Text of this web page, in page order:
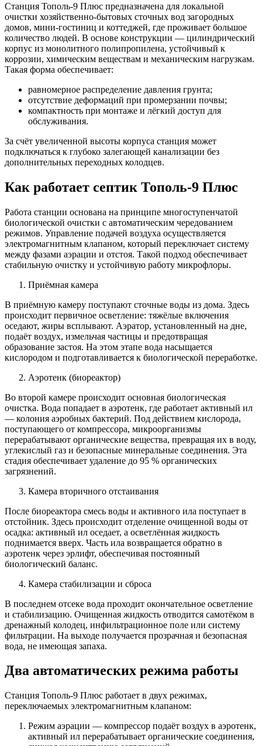
Станция Тополь-9 Плюс предназначена для локальной
очистки хозяйственно-бытовых сточных вод загородных
домов, мини-гостиниц и коттеджей, где проживает большое
количество людей. В основе конструкции — цилиндрический
корпус из монолитного полипропилена, устойчивый к
коррозии, химическим веществам и механическим нагрузкам.
Такая форма обеспечивает:
равномерное распределение давления грунта;
отсутствие деформаций при промерзании почвы;
компактность при монтаже и лёгкий доступ для
обслуживания.
За счёт увеличенной высоты корпуса станция может
подключаться к глубоко залегающей канализации без
дополнительных переходных колодцев.
Как работает септик Тополь-9 Плюс
Работа станции основана на принципе многоступенчатой
биологической очистки с автоматическим чередованием
режимов. Управление подачей воздуха осуществляется
электромагнитным клапаном, который переключает систему
между фазами аэрации и отстоя. Такой подход обеспечивает
стабильную очистку и устойчивую работу микрофлоры.
Приёмная камера
В приёмную камеру поступают сточные воды из дома. Здесь
происходит первичное осветление: тяжёлые включения
оседают, жиры всплывают. Аэратор, установленный на дне,
подаёт воздух, измельчая частицы и предотвращая
образование застоя. На этом этапе вода насыщается
кислородом и подготавливается к биологической переработке.
Аэротенк (биореактор)
Во второй камере происходит основная биологическая
очистка. Вода попадает в аэротенк, где работает активный ил
— колония аэробных бактерий. Под действием кислорода,
поступающего от компрессора, микроорганизмы
перерабатывают органические вещества, превращая их в воду,
углекислый газ и безопасные минеральные соединения. Эта
стадия обеспечивает удаление до 95 % органических
загрязнений.
Камера вторичного отстаивания
После биореактора смесь воды и активного ила поступает в
отстойник. Здесь происходит отделение очищенной воды от
осадка: активный ил оседает, а осветлённая жидкость
поднимается вверх. Часть ила возвращается обратно в
аэротенк через эрлифт, обеспечивая постоянный
биологический баланс.
Камера стабилизации и сброса
В последнем отсеке вода проходит окончательное осветление
и стабилизацию. Очищенная жидкость отводится самотёком в
дренажный колодец, инфильтрационное поле или систему
фильтрации. На выходе получается прозрачная и безопасная
вода, не имеющая запаха.
Два автоматических режима работы
Станция Тополь-9 Плюс работает в двух режимах,
переключаемых электромагнитным клапаном:
Режим аэрации — компрессор подаёт воздух в аэротенк,
активный ил перерабатывает органические соединения,